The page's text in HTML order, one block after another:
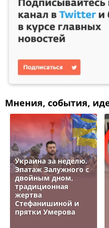
Мнения, события,
Украина за неделю.
Эпатаж Залужного с
двойным дном,
традиционная
жертва
Стефанишиной и
прятки Умерова